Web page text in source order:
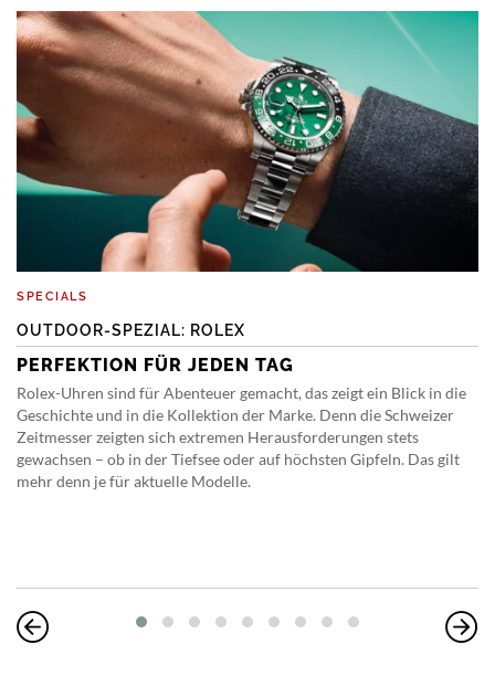
SPECIALS
OUTDOOR-SPEZIAL: ROLEX
PERFEKTION FÜR JEDEN TAG
Rolex-Uhren sind für Abenteuer gemacht, das zeigt ein Blick in die
Geschichte und in die Kollektion der Marke. Denn die Schweizer
Zeitmesser zeigten sich extremen Herausforderungen stets
gewachsen – ob in der Tiefsee oder auf höchsten Gipfeln. Das gilt
mehr denn je für aktuelle Modelle.